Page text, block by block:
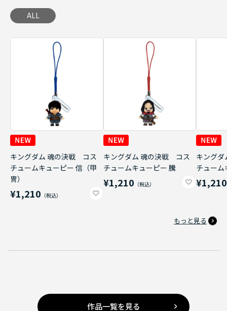
ALL
キングダム 魂の決戦 コス
チュームキューピー 信（甲
冑）
¥1,210
キングダム 魂の決戦 コス
チュームキューピー 騰
¥1,210
キング
チューム
¥1,210
もっと見る
作品一覧を見る